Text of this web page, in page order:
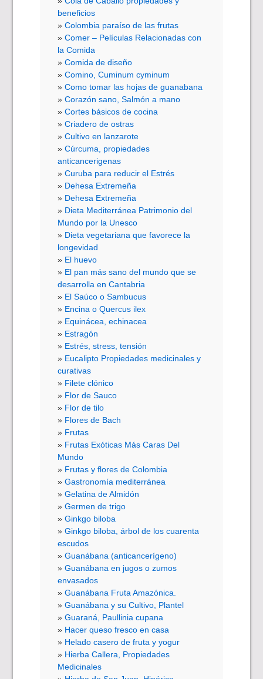
beneficios
Colombia paraíso de las frutas
Comer – Películas Relacionadas con
la Comida
Comida de diseño
Comino, Cuminum cyminum
Como tomar las hojas de guanabana
Corazón sano, Salmón a mano
Cortes básicos de cocina
Criadero de ostras
Cultivo en lanzarote
Cúrcuma, propiedades
anticancerigenas
Curuba para reducir el Estrés
Dehesa Extremeña
Dehesa Extremeña
Dieta Mediterránea Patrimonio del
Mundo por la Unesco
Dieta vegetariana que favorece la
longevidad
El huevo
El pan más sano del mundo que se
desarrolla en Cantabria
El Saúco o Sambucus
Encina o Quercus ilex
Equinácea, echinacea
Estragón
Estrés, stress, tensión
Eucalipto Propiedades medicinales y
curativas
Filete clónico
Flor de Sauco
Flor de tilo
Flores de Bach
Frutas
Frutas Exóticas Más Caras Del
Mundo
Frutas y flores de Colombia
Gastronomía mediterránea
Gelatina de Almidón
Germen de trigo
Ginkgo biloba
Ginkgo biloba, árbol de los cuarenta
escudos
Guanábana (anticancerígeno)
Guanábana en jugos o zumos
envasados
Guanábana Fruta Amazónica.
Guanábana y su Cultivo, Plantel
Guaraná, Paullinia cupana
Hacer queso fresco en casa
Helado casero de fruta y yogur
Hierba Callera, Propiedades
Medicinales